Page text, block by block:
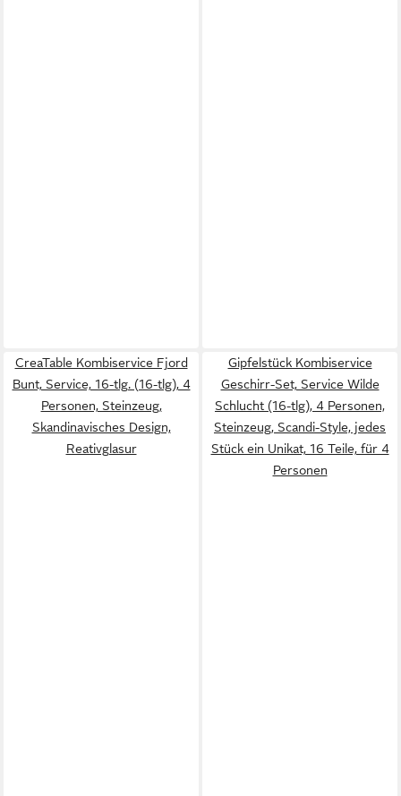
CreaTable Kombiservice Fjord
Bunt, Service, 16-tlg. (16-tlg), 4
Personen, Steinzeug,
Skandinavisches Design,
Reativglasur
Gipfelstück Kombiservice
Geschirr-Set, Service Wilde
Schlucht (16-tlg), 4 Personen,
Steinzeug, Scandi-Style, jedes
Stück ein Unikat, 16 Teile, für 4
Personen